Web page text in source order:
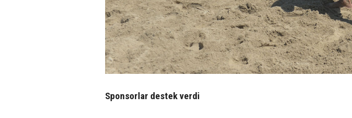
Sponsorlar destek verdi